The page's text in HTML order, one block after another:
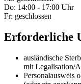
Do: 14:00 - 17:00 Uhr
Fr: geschlossen
Erforderliche
ausländische
mit Legalisation/
Personalausweis